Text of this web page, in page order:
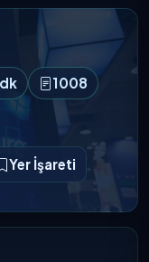
1008
Yer İşareti